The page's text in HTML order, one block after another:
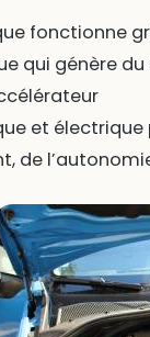
fonctionne
qui génère
et
de